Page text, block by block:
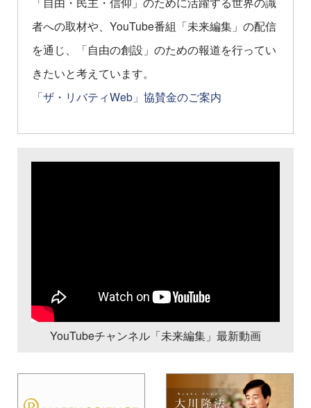
者への取材や、YouTube番組「未来編集」の配信
を通じ、「自由の創設」のための報道を行ってい
きたいと考えています。
「ザ・リバティWeb」協賛金のご案内
YouTubeチャンネル「未来編集」最新動画